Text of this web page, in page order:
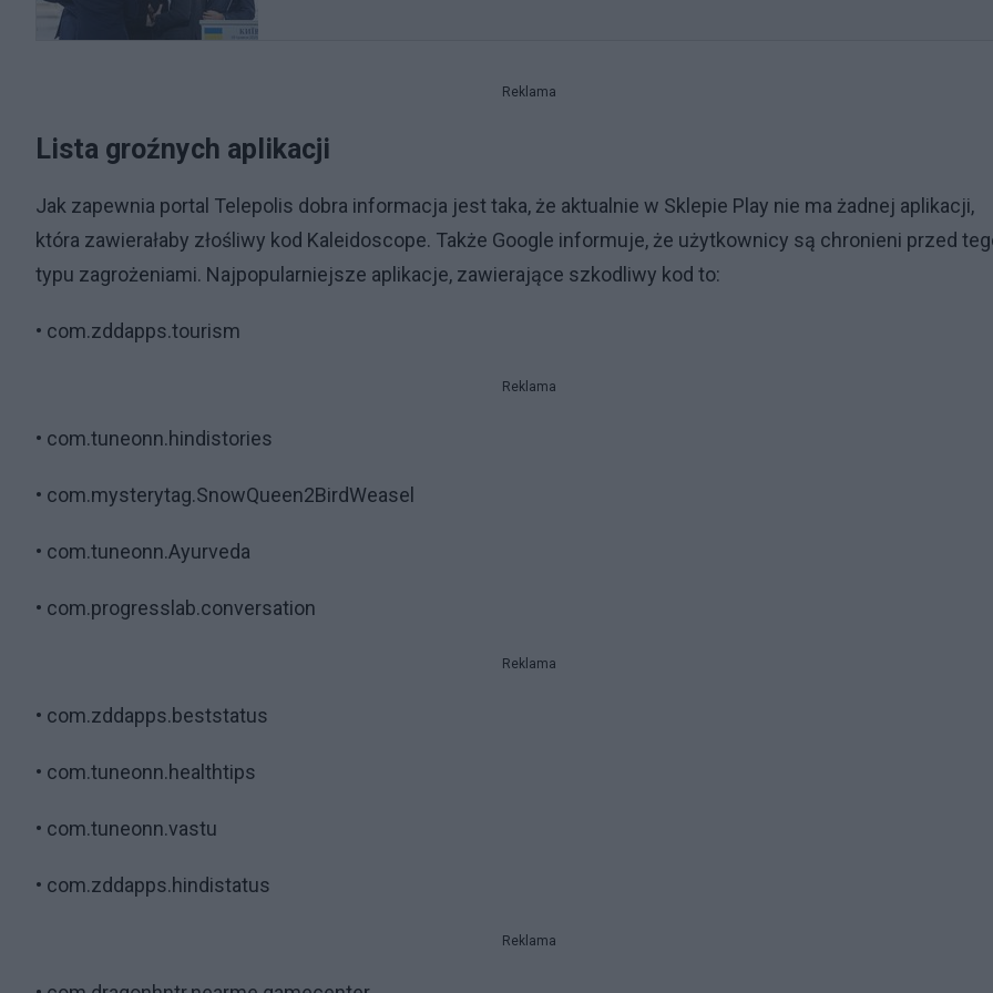
Reklama
Lista groźnych aplikacji
Jak zapewnia portal Telepolis dobra informacja jest taka, że aktualnie w Sklepie Play nie ma żadnej aplikacji,
która zawierałaby złośliwy kod Kaleidoscope. Także Google informuje, że użytkownicy są chronieni przed
typu zagrożeniami. Najpopularniejsze aplikacje, zawierające szkodliwy kod to:
• com.zddapps.tourism
Reklama
• com.tuneonn.hindistories
• com.mysterytag.SnowQueen2BirdWeasel
• com.tuneonn.Ayurveda
• com.progresslab.conversation
Reklama
• com.zddapps.beststatus
• com.tuneonn.healthtips
• com.tuneonn.vastu
• com.zddapps.hindistatus
Reklama